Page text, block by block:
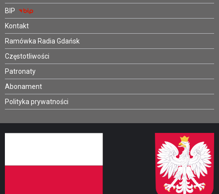
BIP
Kontakt
Ramówka Radia Gdańsk
Częstotliwości
Patronaty
Abonament
Polityka prywatności